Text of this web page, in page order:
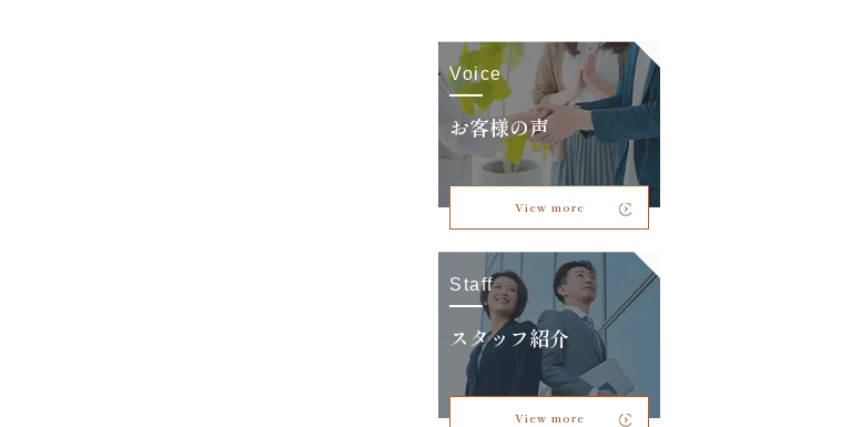
Voice
お客様の声
View more
Staff
スタッフ紹介
View more